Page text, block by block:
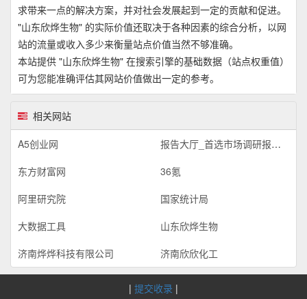
求带来一点的解决方案，并对社会发展起到一定的贡献和促进。
"山东欣烨生物" 的实际价值还取决于各种因素的综合分析，以网
站的流量或收入多少来衡量站点价值当然不够准确。
本站提供 "山东欣烨生物" 在搜索引擎的基础数据（站点权重值）
可为您能准确评估其网站价值做出一定的参考。
相关网站
A5创业网
报告大厅_首选市场调研报告门户_专业提供各行业市场调研报告
东方财富网
36氪
阿里研究院
国家统计局
大数据工具
山东欣烨生物
济南烨烨科技有限公司
济南欣欣化工
| 提交收录 |